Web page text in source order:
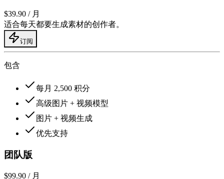
$39.90 / 月
适合每天都要生成素材的创作者。
订阅
包含
每月 2,500 积分
高级图片 + 视频模型
图片 + 视频生成
优先支持
团队版
$99.90 / 月